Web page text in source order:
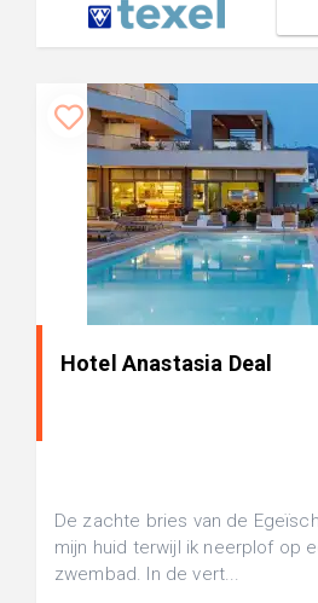
Hotel Anastasia Deal
De zachte bries van de
mijn huid terwijl ik neerplof op
zwembad. In de vert...